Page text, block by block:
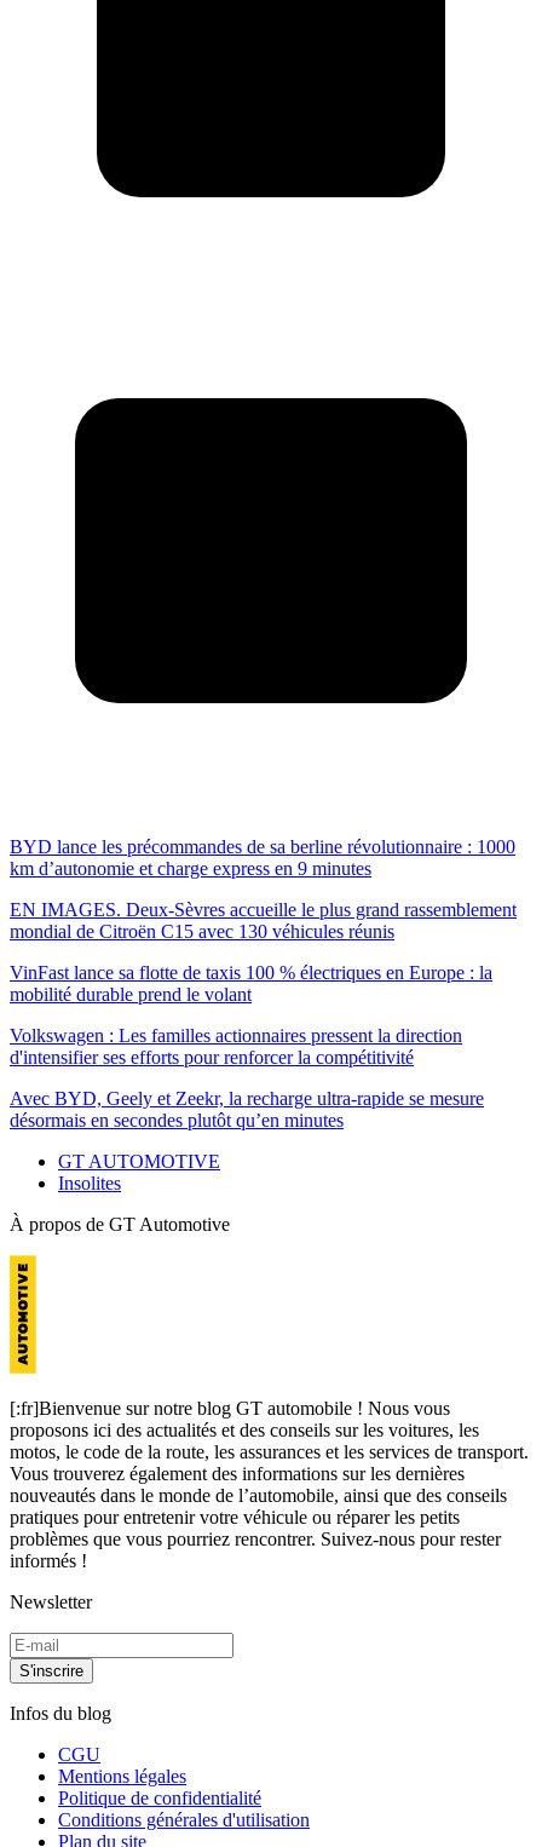
BYD lance les précommandes de sa berline révolutionnaire : 1000
km d’autonomie et charge express en 9 minutes
EN IMAGES. Deux-Sèvres accueille le plus grand rassemblement
mondial de Citroën C15 avec 130 véhicules réunis
VinFast lance sa flotte de taxis 100 % électriques en Europe : la
mobilité durable prend le volant
Volkswagen : Les familles actionnaires pressent la direction
d'intensifier ses efforts pour renforcer la compétitivité
Avec BYD, Geely et Zeekr, la recharge ultra-rapide se mesure
désormais en secondes plutôt qu’en minutes
GT AUTOMOTIVE
Insolites
À propos de GT Automotive
[:fr]Bienvenue sur notre blog GT automobile ! Nous vous
proposons ici des actualités et des conseils sur les voitures, les
motos, le code de la route, les assurances et les services de transport.
Vous trouverez également des informations sur les dernières
nouveautés dans le monde de l’automobile, ainsi que des conseils
pratiques pour entretenir votre véhicule ou réparer les petits
problèmes que vous pourriez rencontrer. Suivez-nous pour rester
informés !
Newsletter
S'inscrire
Infos du blog
CGU
Mentions légales
Politique de confidentialité
Conditions générales d'utilisation
Plan du site